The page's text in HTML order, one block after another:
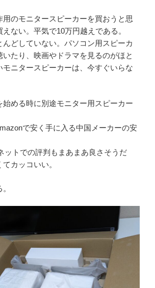
用のモニタースピーカーを買おうと思
ない。平気で10万円越えである。
どしていない。パソコン用スピーカ
いたり、映画やドラマを見るのがほと
モニタースピーカーは、今すぐいらな
始める時に別途モニター用スピーカー
で安く手に入る中国メーカーの安
トでの評判もまあまあ良さそうだ
カッコいい。